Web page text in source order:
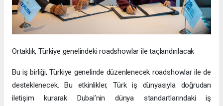
Ortaklık, Türkiye genelindeki roadshowlar ile taçlandırılacak
Bu iş birliği, Türkiye genelinde düzenlenecek roadshowlar ile de
desteklenecek. Bu etkinlikler, Türk iş dünyasıyla doğrudan
iletişim kurarak Dubai’nin dünya standartlarındaki iş